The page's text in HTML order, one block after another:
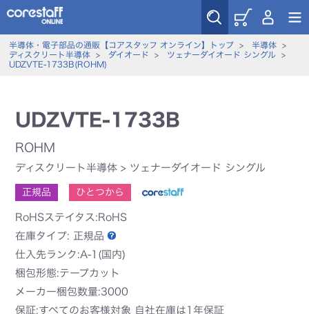
半導体・電子部品の通販【コアスタッフ オンライン】トップ> 半導体>
ディスクリート半導体> ダイオード > ツェナーダイオード シングル>
UDZVTE-1733B(ROHM)
UDZVTE-1733B
ROHM
ディスクリート半導体 > ツェナーダイオード シングル
正規品 ひとつから
RoHSステイタス:RoHS
在庫タイプ: 正規品
仕入先ランク:A-1(国内)
梱包形態:テープカット
メーカー梱包数量:3000
保証:すべてのお客様対象 自社在庫は1年保証